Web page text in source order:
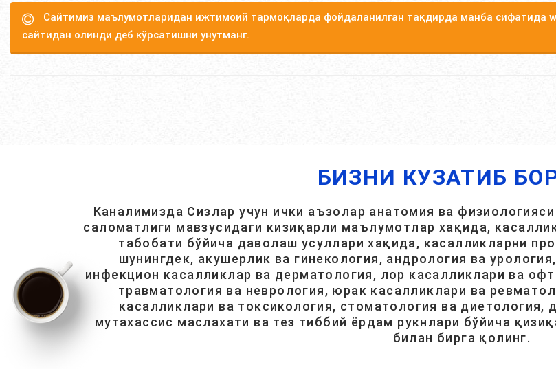
Сайтимиз маълумотларидан ижтимоий тармоқларда фойдаланилган тақдирда манба сифатида
сайтидан олинди деб кўрсатишни унутманг.
БИЗНИ КУЗАТИБ
Каналимизда Сизлар учун ички аъзолар анатомия ва
саломатлиги мавзусидаги кизиқарли маълумотлар хақида,
табобати бўйича даволаш усуллари хақида, касалликларни
шунингдек, акушерлик ва гинекология, андрология ва
инфекцион касалликлар ва дерматология, лор касалликлари ва
травматология ва неврология, юрак касалликлари ва
касалликлари ва токсикология, стоматология ва диетология,
мутахассис маслахати ва тез тиббий ёрдам рукнлари бўйича
билан бирга қолинг.